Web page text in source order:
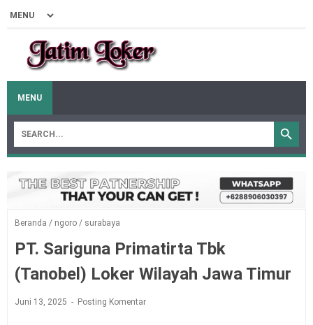
MENU
Beranda / ngoro / surabaya
PT. Sariguna Primatirta Tbk
(Tanobel) Loker Wilayah Jawa Timur
Juni 13, 2025 Posting Komentar